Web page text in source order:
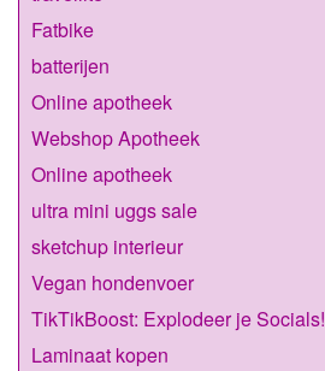
Fatbike
batterijen
Online apotheek
Webshop Apotheek
Online apotheek
ultra mini uggs sale
sketchup interieur
Vegan hondenvoer
TikTikBoost: Explodeer je Socials!
Laminaat kopen